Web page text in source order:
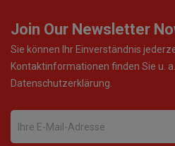
Join Our Newsletter
Sie können Ihr Einverständnis
Kontaktinformationen finden Sie u.
Datenschutzerklärung.